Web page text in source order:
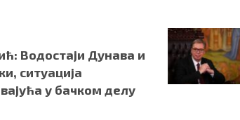
Водостаји Дунава и
ситуација
у бачком делу